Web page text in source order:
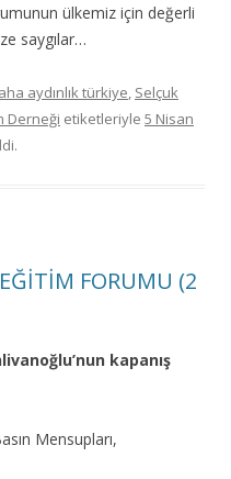
ülkemiz için değerli
saygılar…
aydınlık türkiye, Selçuk
Derneği etiketleriyle 5 Nisan
FORUMU (2
kapanış
Mensupları,